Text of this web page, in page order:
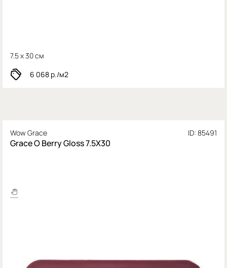
7.5 x 30 см
6 068 р./м2
Wow Grace ID: 85491
Grace O Berry Gloss 7.5X30